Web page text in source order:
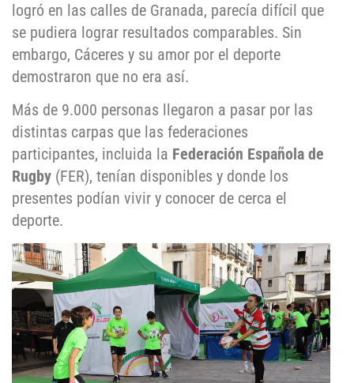
logró en las calles de Granada, parecía difícil que
se pudiera lograr resultados comparables. Sin
embargo, Cáceres y su amor por el deporte
demostraron que no era así.
Más de 9.000 personas llegaron a pasar por las
distintas carpas que las federaciones
participantes, incluida la Federación Española de
Rugby (FER), tenían disponibles y donde los
presentes podían vivir y conocer de cerca el
deporte.